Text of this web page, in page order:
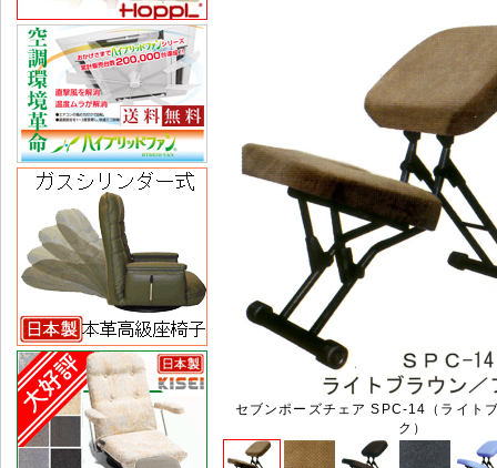
セブンポーズチェア SPC-14（ライト
ク）